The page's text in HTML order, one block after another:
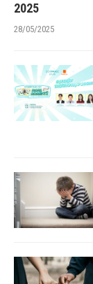
2025
28/05/2025